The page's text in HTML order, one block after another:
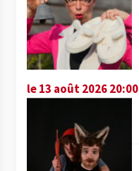
le 13 août 2026 20:00